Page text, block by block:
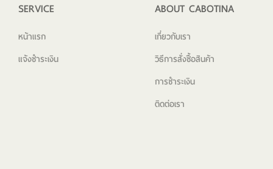
SERVICE
หน้าแรก
แจ้งชำระเงิน
ABOUT CABOTINA
เกี่ยวกับเรา
วิธีการสั่งซื้อสินค้า
การชำระเงิน
ติดต่อเรา